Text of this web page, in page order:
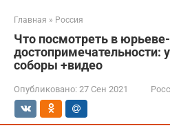
Главная » Россия
Что посмотреть в
соборы +видео
Опубликовано: 27 Сен 2021